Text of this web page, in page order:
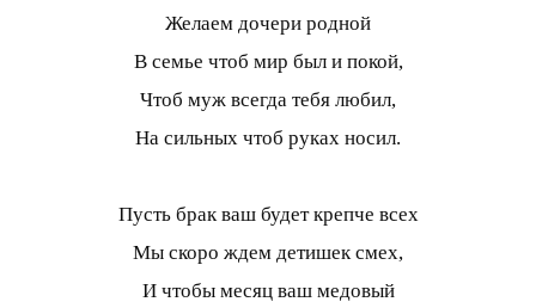
Желаем дочери родной
В семье чтоб мир был и покой,
Чтоб муж всегда тебя любил,
На сильных чтоб руках носил.
Пусть брак ваш будет крепче всех
Мы скоро ждем детишек смех,
И чтобы месяц ваш медовый